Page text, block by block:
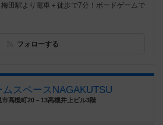
駅より電車＋徒歩で7分！ボードゲームで
フォローする
スペースNAGAKUTSU
市高槻町20－13高槻井上ビル3階